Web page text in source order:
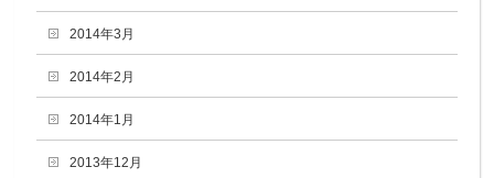
2014年3月
2014年2月
2014年1月
2013年12月